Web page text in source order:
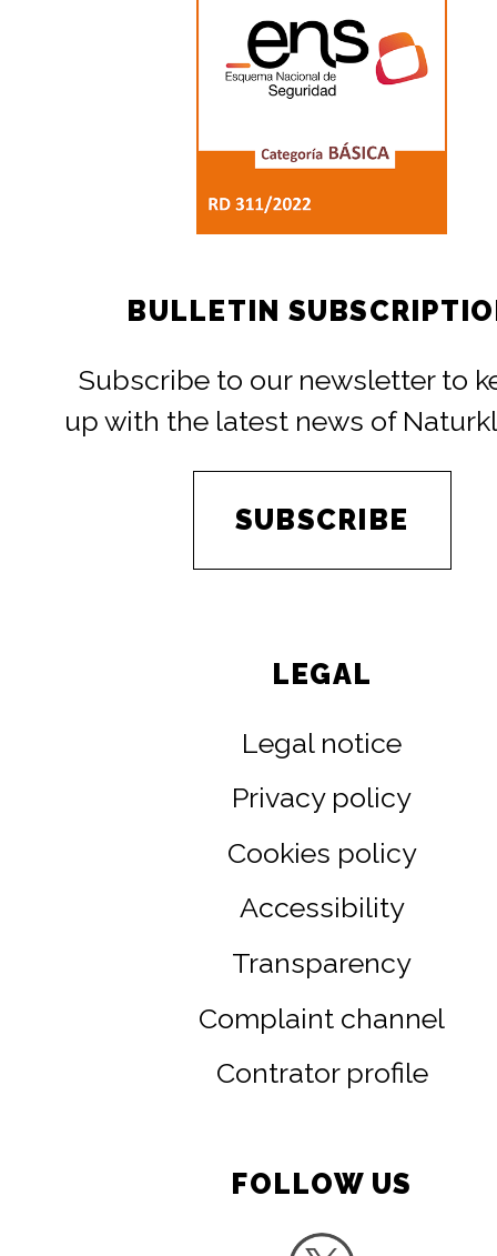
BULLETIN
Subscribe to our newsletter to
up with the latest news of
SUBSCRIBE
LEGAL
Legal notice
Privacy policy
Cookies policy
Accessibility
Transparency
Complaint channel
Contrator profile
FOLLOW US